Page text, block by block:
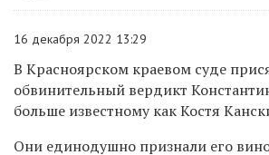
16 декабря 2022 13:29
В Красноярском краевом суде
обвинительный вердикт
больше известному как Костя
Они единодушно признали его